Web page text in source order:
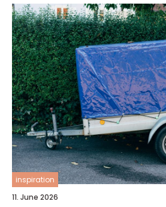
inspiration
11. June 2026